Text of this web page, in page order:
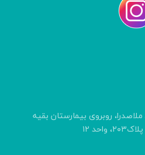
روبروی بیمارستان بقیه
۱۲